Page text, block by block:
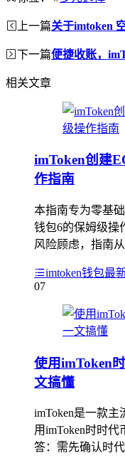
上一篇关于imtoken
下一篇便捷收账，
相关文章
imToken创建
作指南
本指南专为零基
钱包6的保姆级操
风险顾虑，指南
imtoken钱包最
07
使用imToken
文搞懂
imToken是一款
用imToken时时
答：需先确认时